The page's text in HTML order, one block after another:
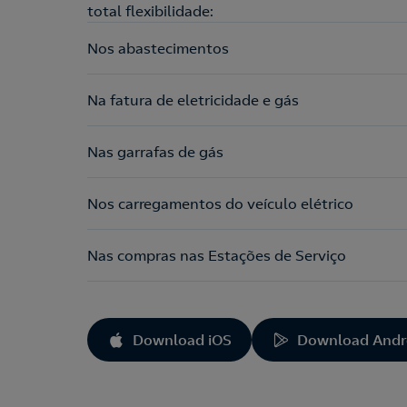
total flexibilidade:
Nos abastecimentos
Na fatura de eletricidade e gás
Nas garrafas de gás
Nos carregamentos do veículo elétrico
Nas compras nas Estações de Serviço
Download iOS Download